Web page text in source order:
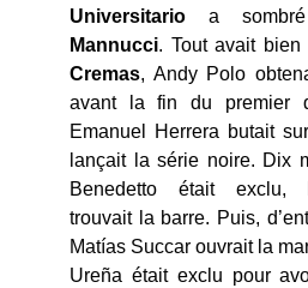
Universitario a
Mannucci. Tout avait
Cremas, Andy Polo
avant la fin du premier
Emanuel Herrera butait
lançait la série noire. Dix
Benedetto était exclu,
trouvait la barre. Puis,
Matías Succar ouvrait la
Ureña était exclu pour